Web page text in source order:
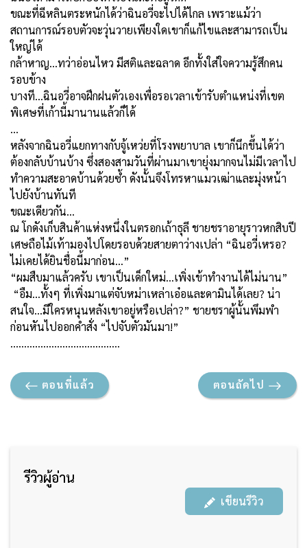
ขณะที่ฉีหลินตระหนักได้ว่าฉินอวี่จะไปได้ไกล เพราะแม้ว่า
สถานการณ์รอบตัวจะวุ่นวายเพียงใดเขาก็แก้ไขและสามารถเป็น
ใหญ่ได้
กล้าหาญ...ทว่าอ่อนไหว มีสติและฉลาด อีกทั้งใส่ใจความรู้สึกคน
รอบข้าง
บางที...ฉินอวี่อาจฝึกฝนตัวเองเพื่อรอเวลาเข้ารับตำแหน่งที่เขต
พิเศษที่เก้านี้มานานแล้วก็ได้
…
หลังจากฉินอวี่แยกทางกับจู้เหว่ยที่โรงพยาบาล เขาก็นึกขึ้นได้ว่า
ต้องกลับบ้านบ้าง ซึ่งสองสามวันที่ผ่านมาเขายุ่งมากจนไม่มีเวลาไป
ทำความสะอาดบ้านด้วยซ้ำ ดังนั้นจึงโทรหาแมวเฒ่าและมุ่งหน้า
ไปยังบ้านทันที
ขณะเดียวกัน...
ณ โกดังเก็บสินค้าแห่งหนึ่งในตรอกเถ้าธุลี ชายชราอายุราวหกสิบปี
เศษถือไม้เท้ามองไปโดยรอบด้วยสายตาว่างเปล่า “ฉินอวี่เหรอ?
ไม่เคยได้ยินชื่อนี้มาก่อน...”
“ผมสืบมาแล้วครับ เขาเป็นเด็กใหม่…เพิ่งเข้าทำงานได้ไม่นาน”
“อืม...ทั้งๆ ที่เพิ่งมาแต่จับหม่าเหล่าเอ๋อและดามินได้เลย? น่า
สนใจ...มีใครหนุนหลังเขาอยู่หรือเปล่า?” ชายชราผู้นั้นพึมพำ
ก่อนหันไปออกคำสั่ง “ไปจับตัวมันมา!”
………………………………….
ตอนที่แล้ว ตอนถัดไป
รีวิวผู้อ่าน
เขียนรีวิว